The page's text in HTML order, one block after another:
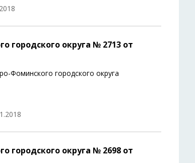
городского округа № 2713 от
Фоминского городского округа
городского округа № 2698 от